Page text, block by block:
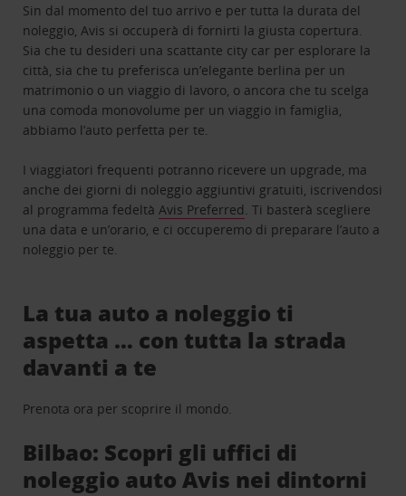
Sin dal momento del tuo arrivo e per tutta la durata del
noleggio, Avis si occuperà di fornirti la giusta copertura.
Sia che tu desideri una scattante city car per esplorare la
città, sia che tu preferisca un’elegante berlina per un
matrimonio o un viaggio di lavoro, o ancora che tu scelga
una comoda monovolume per un viaggio in famiglia,
abbiamo l’auto perfetta per te.
I viaggiatori frequenti potranno ricevere un upgrade, ma
anche dei giorni di noleggio aggiuntivi gratuiti, iscrivendosi
al programma fedeltàAvis Preferred. Ti basterà scegliere
una data e un’orario, e ci occuperemo di preparare l’auto a
noleggio per te.
La tua auto a noleggio ti
aspetta … con tutta la strada
davanti a te
Prenota ora per scoprire il mondo.
Bilbao: Scopri gli uffici di
noleggio auto Avis nei dintorni